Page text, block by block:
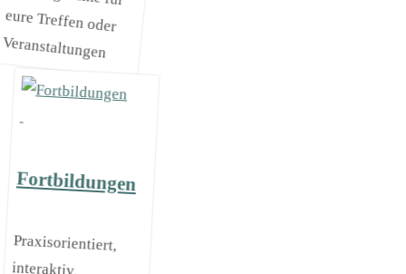
Veranstaltungen
Fortbildungen
Praxisorientiert,
interaktiv,
qualitätsvoll –
unsere